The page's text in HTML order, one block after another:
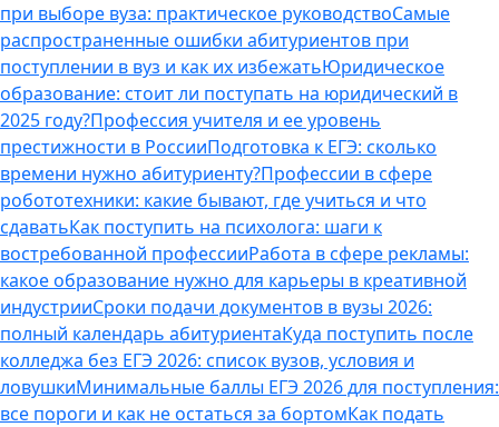
при выборе вуза: практическое руководствоСамые
распространенные ошибки абитуриентов при
поступлении в вуз и как их избежатьЮридическое
образование: стоит ли поступать на юридический в
2025 году?Профессия учителя и ее уровень
престижности в РоссииПодготовка к ЕГЭ: сколько
времени нужно абитуриенту?Профессии в сфере
робототехники: какие бывают, где учиться и что
сдаватьКак поступить на психолога: шаги к
востребованной профессииРабота в сфере рекламы:
какое образование нужно для карьеры в креативной
индустрииСроки подачи документов в вузы 2026:
полный календарь абитуриентаКуда поступить после
колледжа без ЕГЭ 2026: список вузов, условия и
ловушкиМинимальные баллы ЕГЭ 2026 для поступления:
все пороги и как не остаться за бортомКак подать